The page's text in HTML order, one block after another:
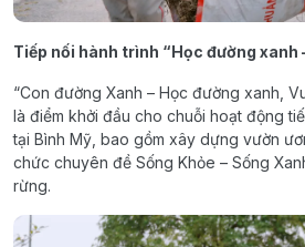
Tiếp nối hành trình “Học đường xanh
“Con đường Xanh – Học đường xanh,
là điểm khởi đầu cho chuỗi hoạt động
tại Bình Mỹ, bao gồm xây dựng vườn
chức chuyên đề Sống Khỏe – Sống
rừng.